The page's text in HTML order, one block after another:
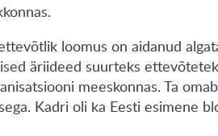
loomus on aidanud
äriideed suurteks
meeskonnas. Ta
Kadri oli ka Eesti esimene